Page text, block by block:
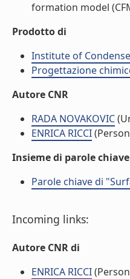
formation model
Prodotto di
Institute of
Progettazione
Autore CNR
RADA NOVAKOVIC
ENRICA RICCI
Insieme di parole chiave
Parole chiave di
Incoming links:
Autore CNR di
ENRICA RICCI